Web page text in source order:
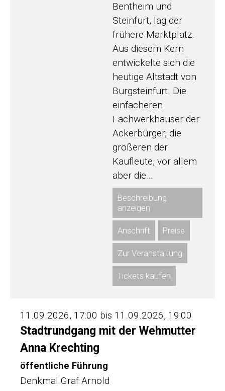
Bentheim und
Steinfurt, lag der
frühere Marktplatz.
Aus diesem Kern
entwickelte sich die
heutige Altstadt von
Burgsteinfurt. Die
einfacheren
Fachwerk­häuser der
Ackerbürger, die
größeren der
Kaufleute, vor allem
aber die…
Beschreibung
anzeigen
Anschrift Preise
Zur Veranstaltung
Tickets kaufen
11.09.2026, 17:00 bis 11.09.2026, 19:00
Stadtrundgang mit der Wehmutter
Anna Krechting
öffentliche Führung
Denkmal Graf Arnold